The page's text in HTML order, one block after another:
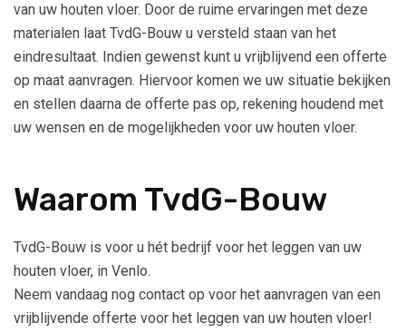
van uw houten vloer. Door de ruime ervaringen met deze
materialen laat TvdG-Bouw u versteld staan van het
eindresultaat. Indien gewenst kunt u vrijblijvend een offerte
op maat aanvragen. Hiervoor komen we uw situatie bekijken
en stellen daarna de offerte pas op, rekening houdend met
uw wensen en de mogelijkheden voor uw houten vloer.
Waarom TvdG-Bouw
TvdG-Bouw is voor u hét bedrijf voor het leggen van uw
houten vloer, in Venlo.
Neem vandaag nog contact op voor het aanvragen van een
vrijblijvende offerte voor het leggen van uw houten vloer!